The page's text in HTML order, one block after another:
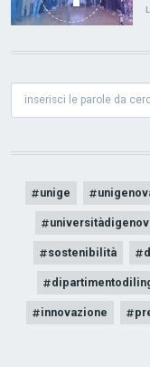
unige
sostenibilità
innovazione